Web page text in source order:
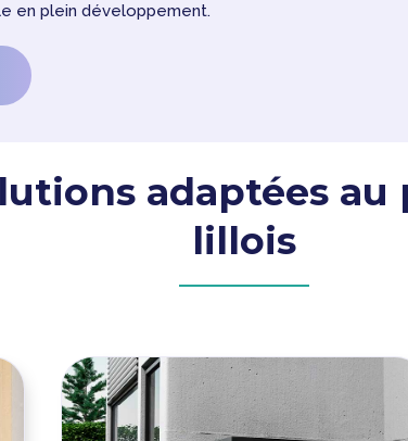
en plein développement.
adaptées
lillois